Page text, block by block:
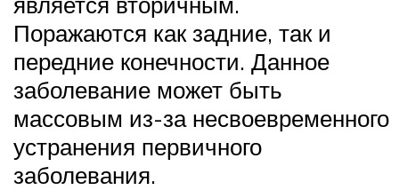
Поражаются как задние, так и
передние конечности. Данное
заболевание может быть
массовым из-за несвоевременного
устранения первичного
заболевания.